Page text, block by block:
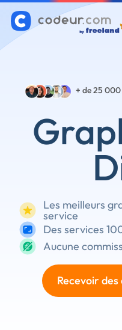
+ de 25 000
Les meilleurs
service
Des services
Aucune
Recevoir